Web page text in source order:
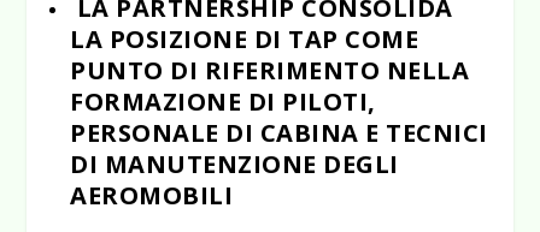
LA PARTNERSHIP CONSOLIDA
LA POSIZIONE DI TAP COME
PUNTO DI RIFERIMENTO NELLA
FORMAZIONE DI PILOTI,
PERSONALE DI CABINA E TECNICI
DI MANUTENZIONE DEGLI
AEROMOBILI